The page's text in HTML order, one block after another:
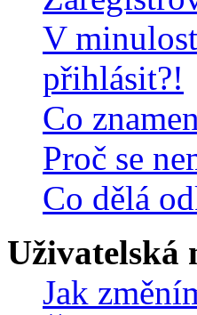
V
přihlásit?!
Co
Proč se
Co dělá
Uživatelská
Jak